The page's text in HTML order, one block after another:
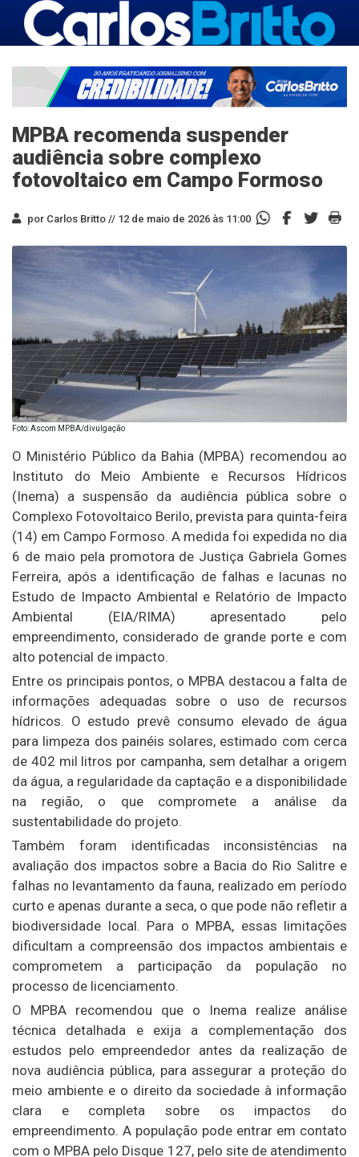
MPBA recomenda suspender
audiência sobre complexo
fotovoltaico em Campo Formoso
por Carlos Britto // 12 de maio de 2026 às 11:00
Foto: Ascom MPBA/divulgação
O Ministério Público da Bahia (MPBA) recomendou ao
Instituto do Meio Ambiente e Recursos Hídricos
(Inema) a suspensão da audiência pública sobre o
Complexo Fotovoltaico Berilo, prevista para quinta-feira
(14) em Campo Formoso. A medida foi expedida no dia
6 de maio pela promotora de Justiça Gabriela Gomes
Ferreira, após a identificação de falhas e lacunas no
Estudo de Impacto Ambiental e Relatório de Impacto
Ambiental (EIA/RIMA) apresentado pelo
empreendimento, considerado de grande porte e com
alto potencial de impacto.
Entre os principais pontos, o MPBA destacou a falta de
informações adequadas sobre o uso de recursos
hídricos. O estudo prevê consumo elevado de água
para limpeza dos painéis solares, estimado com cerca
de 402 mil litros por campanha, sem detalhar a origem
da água, a regularidade da captação e a disponibilidade
na região, o que compromete a análise da
sustentabilidade do projeto.
Também foram identificadas inconsistências na
avaliação dos impactos sobre a Bacia do Rio Salitre e
falhas no levantamento da fauna, realizado em período
curto e apenas durante a seca, o que pode não refletir a
biodiversidade local. Para o MPBA, essas limitações
dificultam a compreensão dos impactos ambientais e
comprometem a participação da população no
processo de licenciamento.
O MPBA recomendou que o Inema realize análise
técnica detalhada e exija a complementação dos
estudos pelo empreendedor antes da realização de
nova audiência pública, para assegurar a proteção do
meio ambiente e o direito da sociedade à informação
clara e completa sobre os impactos do
empreendimento. A população pode entrar em contato
com o MPBA pelo Disque 127, pelo site de atendimento